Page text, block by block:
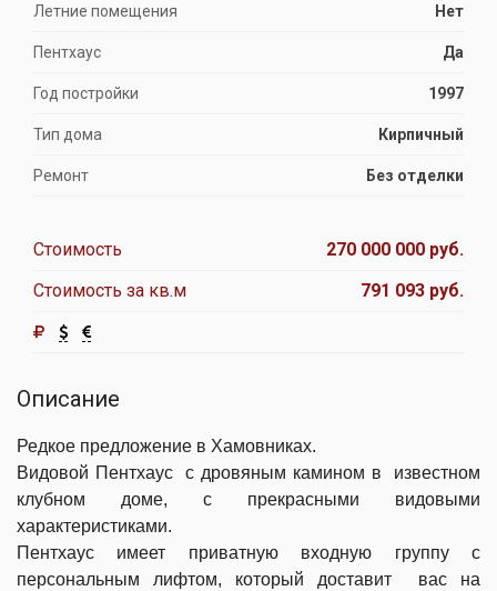
Летние помещения Нет
Пентхаус Да
Год постройки 1997
Тип дома Кирпичный
Ремонт Без отделки
Стоимость
270 000 000 руб.
Стоимость за кв.м
791 093 руб.
Описание
Редкое предложение в Хамовниках.
Видовой Пентхаус с дровяным камином в известном
клубном доме, с прекрасными видовыми
характеристиками.
Пентхаус имеет приватную входную группу с
персональным лифтом, который доставит вас на